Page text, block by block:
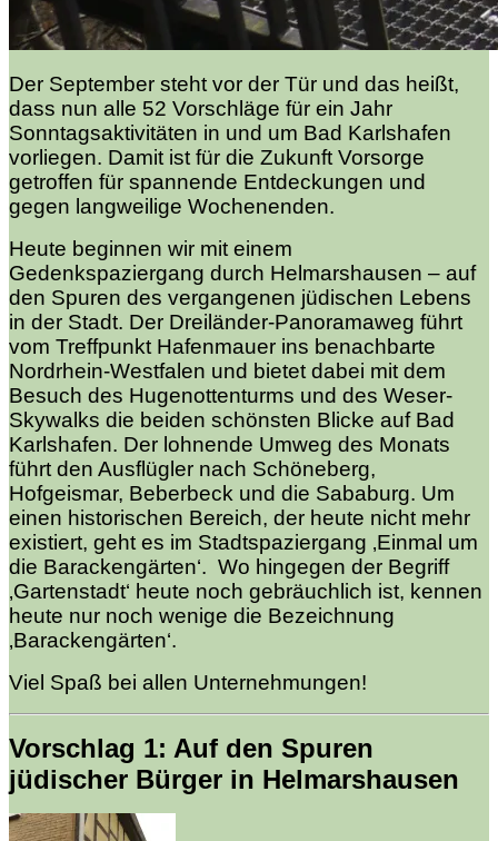
Der September steht vor der Tür und das heißt,
dass nun alle 52 Vorschläge für ein Jahr
Sonntagsaktivitäten in und um Bad Karlshafen
vorliegen. Damit ist für die Zukunft Vorsorge
getroffen für spannende Entdeckungen und
gegen langweilige Wochenenden.
Heute beginnen wir mit einem
Gedenkspaziergang durch Helmarshausen – auf
den Spuren des vergangenen jüdischen Lebens
in der Stadt. Der Dreiländer-Panoramaweg führt
vom Treffpunkt Hafenmauer ins benachbarte
Nordrhein-Westfalen und bietet dabei mit dem
Besuch des Hugenottenturms und des Weser-
Skywalks die beiden schönsten Blicke auf Bad
Karlshafen. Der lohnende Umweg des Monats
führt den Ausflügler nach Schöneberg,
Hofgeismar, Beberbeck und die Sababurg. Um
einen historischen Bereich, der heute nicht mehr
existiert, geht es im Stadtspaziergang ‚Einmal um
die Barackengärten‘. Wo hingegen der Begriff
‚Gartenstadt‘ heute noch gebräuchlich ist, kennen
heute nur noch wenige die Bezeichnung
‚Barackengärten‘.
Viel Spaß bei allen Unternehmungen!
Vorschlag 1: Auf den Spuren
jüdischer Bürger in Helmarshausen